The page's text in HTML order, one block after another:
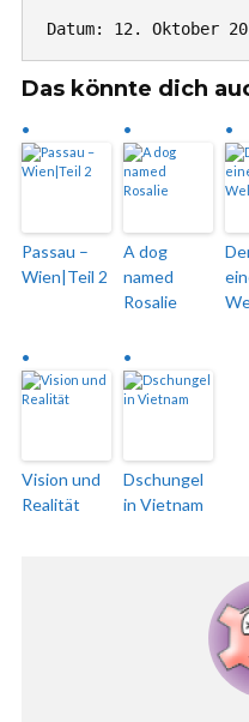
Datum: 12. Oktober
Das könnte dich
Passau –
Wien|Teil 2
A dog
named
Rosalie
Vision und
Realität
Dschungel
in Vietnam